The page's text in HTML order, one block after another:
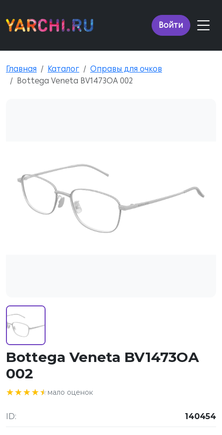
Войти
Главная Каталог
Оправы для очков
Bottega Veneta BV1473OA 002
Bottega Veneta BV1473OA
002
★★★★★
★★★★★мало оценок
ID: 140454